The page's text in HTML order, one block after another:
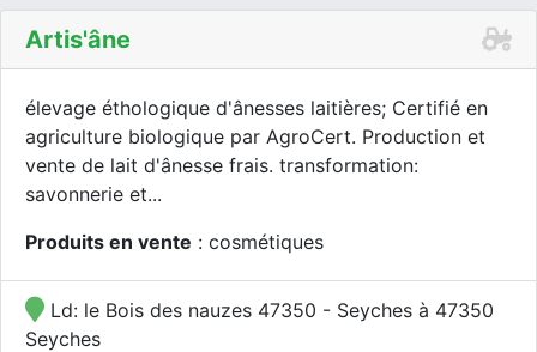
Artis'âne
élevage éthologique d'ânesses laitières; Certifié en
agriculture biologique par AgroCert. Production et
vente de lait d'ânesse frais. transformation:
savonnerie et...
Produits en vente : cosmétiques
Ld: le Bois des nauzes 47350 - Seyches à 47350
Seyches